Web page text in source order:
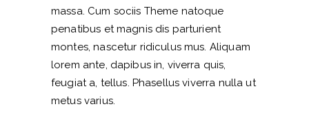
massa. Cum sociis Theme natoque
penatibus et magnis dis parturient
montes, nascetur ridiculus mus. Aliquam
lorem ante, dapibus in, viverra quis,
feugiat a, tellus. Phasellus viverra nulla ut
metus varius.